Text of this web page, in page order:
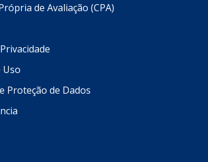
de Avaliação (CPA)
Uso
Proteção de Dados